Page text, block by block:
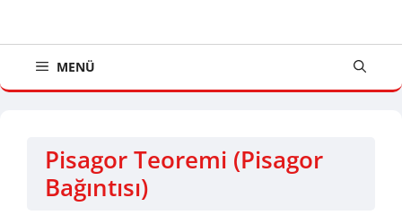
MENÜ
Pisagor Teoremi (Pisagor
Bağıntısı)